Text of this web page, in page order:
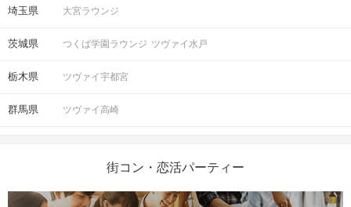
＜QRコード受付について＞
キャンセル
ご予約手続き完了後、お客様都合によ
埼玉県 大宮ラウンジ
茨城県 つくば学園ラウンジ ツヴァイ水戸
栃木県 ツヴァイ宇都宮
群馬県 ツヴァイ高崎
街コン・恋活パーティー